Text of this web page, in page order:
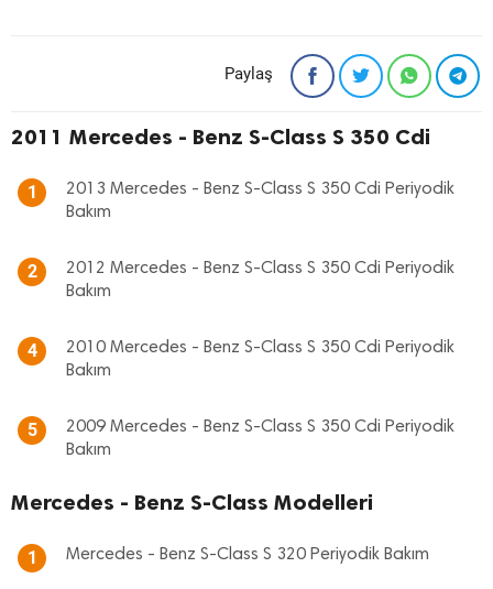
Paylaş
2011 Mercedes - Benz S-Class S 350 Cdi
1
2013 Mercedes - Benz S-Class S 350 Cdi Periyodik
Bakım
2
2012 Mercedes - Benz S-Class S 350 Cdi Periyodik
Bakım
4
2010 Mercedes - Benz S-Class S 350 Cdi Periyodik
Bakım
5
2009 Mercedes - Benz S-Class S 350 Cdi Periyodik
Bakım
Mercedes - Benz S-Class Modelleri
1 Mercedes - Benz S-Class S 320 Periyodik Bakım